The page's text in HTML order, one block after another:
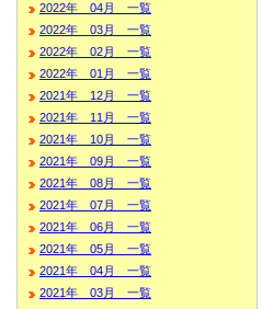
2022年 04月 一覧
2022年 03月 一覧
2022年 02月 一覧
2022年 01月 一覧
2021年 12月 一覧
2021年 11月 一覧
2021年 10月 一覧
2021年 09月 一覧
2021年 08月 一覧
2021年 07月 一覧
2021年 06月 一覧
2021年 05月 一覧
2021年 04月 一覧
2021年 03月 一覧